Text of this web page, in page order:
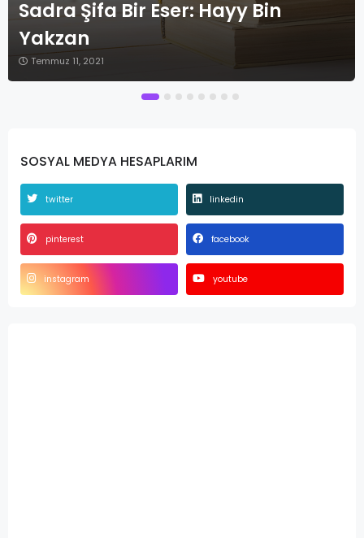
Sühreverdi Ve İşrak Felsefesine
Dair
Temmuz 11, 2021
SOSYAL MEDYA HESAPLARIM
twitter linkedin
pinterest facebook
instagram youtube